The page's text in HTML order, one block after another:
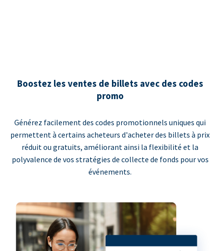
Boostez les ventes de billets avec des codes
promo
Générez facilement des codes promotionnels uniques qui
permettent à certains acheteurs d'acheter des billets à prix
réduit ou gratuits, améliorant ainsi la flexibilité et la
polyvalence de vos stratégies de collecte de fonds pour vos
événements.